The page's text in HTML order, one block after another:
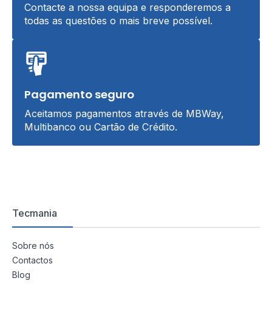
Contacte a nossa equipa e responderemos a
todas as questões o mais breve possível.
Pagamento seguro
Aceitamos pagamentos através de MBWay,
Multibanco ou Cartão de Crédito.
Tecmania
Sobre nós
Contactos
Blog